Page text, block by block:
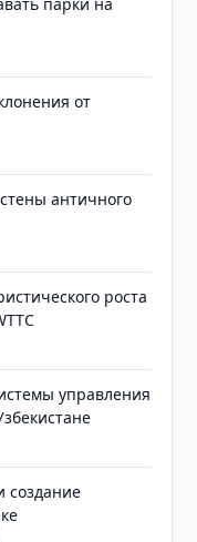
от
античного
роста
управления
создание